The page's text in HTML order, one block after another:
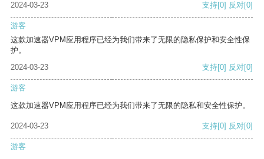
2024-03-23
支持[0] 反对[0]
游客
这款加速器VPM应用程序已经为我们带来了无限的隐私保护和安全性保
护。
2024-03-23
支持[0] 反对[0]
游客
这款加速器VPM应用程序已经为我们带来了无限的隐私和安全性保护。
2024-03-23 支持[0] 反对[0]
游客